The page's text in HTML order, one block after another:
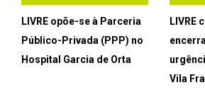
LIVRE opõe-se à Parceria
Público-Privada (PPP) no
Hospital Garcia de Orta
LIVRE
Vila